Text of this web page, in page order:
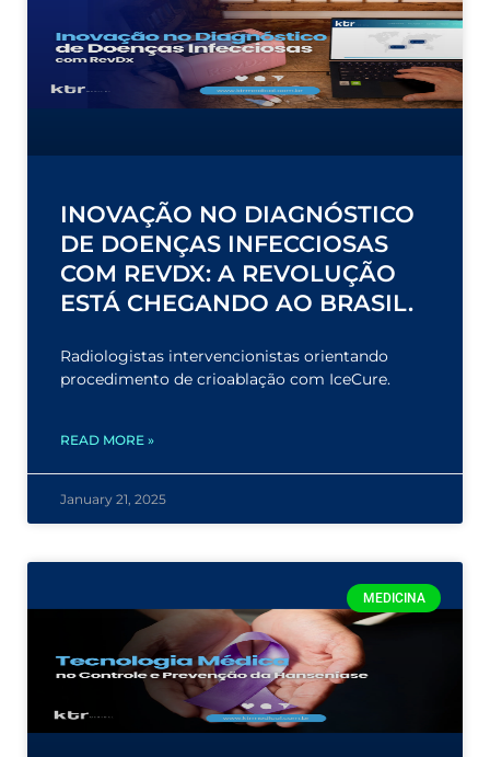
INOVAÇÃO NO DIAGNÓSTICO
DE DOENÇAS INFECCIOSAS
COM REVDX: A REVOLUÇÃO
ESTÁ CHEGANDO AO BRASIL.
Radiologistas intervencionistas orientando
procedimento de crioablação com IceCure.
READ MORE »
January 21, 2025
MEDICINA